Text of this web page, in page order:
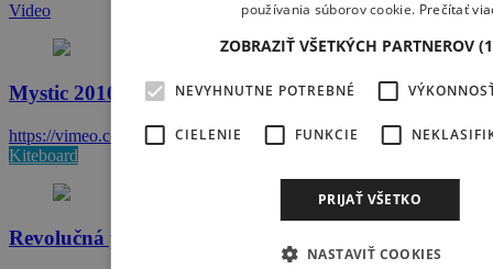
Video
Mystic 2016
https://vimeo.com/155523064
Kiteboard
Revolučná plachta na SUP
používania súborov cookie. Prečítať
ZOBRAZIŤ VŠETKÝCH PARTNEROV
NEVYHNUTNE POTREBNÉ
CIELENIE FUNKCIE
PRIJAŤ VŠETKO
NASTAVIŤ COOKIES